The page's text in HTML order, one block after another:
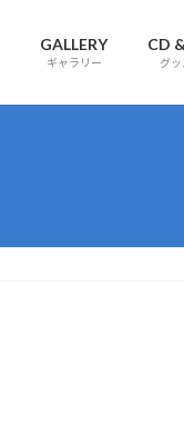
GALLERY
ギャラリー
CD
グ